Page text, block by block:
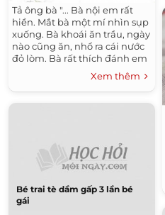
Tả ông bà "... Bà nội em rất
hiền. Mắt bà một mí nhìn sụp
xuống. Bà khoái ăn trầu, ngày
nào cũng ăn, nhổ ra cái nước
đỏ lòm. Bà rất thích đánh em
vì em hay trốn ngủ trưa. Cái
Xem thêm
Bé trai tè dầm gấp 3 lần bé
gái